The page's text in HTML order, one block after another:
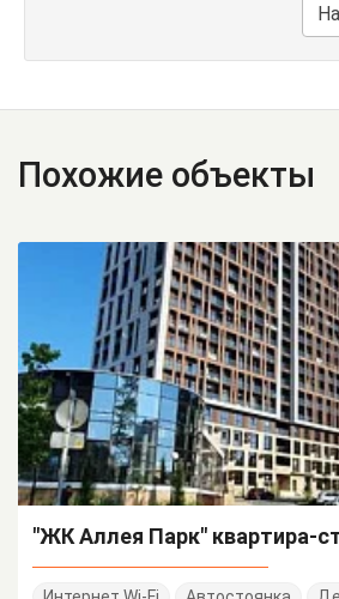
Похожие объекты
"ЖК Аллея Парк" квартира-